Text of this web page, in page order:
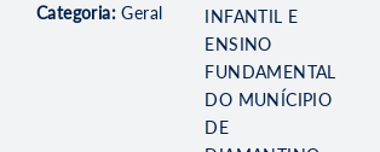
Categoria:Geral
INFANTIL E
ENSINO
FUNDAMENTAL
DO MUNÍCIPIO
DE